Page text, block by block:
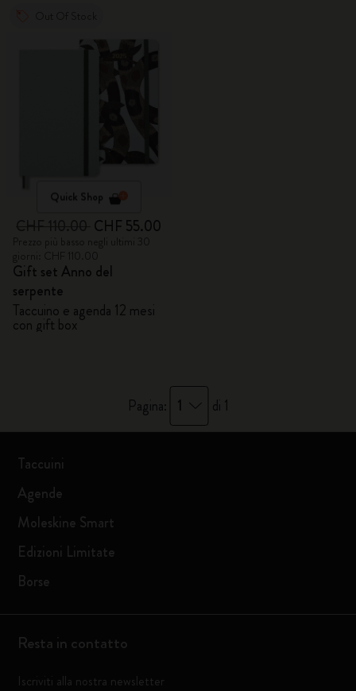
Quick Shop
CHF 55.00
Gift set Anno del
serpente
Taccuino e agenda 12 mesi
con gift box
Pagina: 1 di 1
Taccuini
Agende
Moleskine Smart
Edizioni Limitate
Borse
Resta in contatto
Iscriviti alla nostra newsletter